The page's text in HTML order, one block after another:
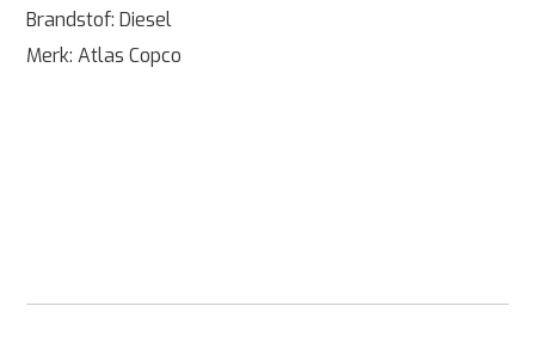
Brandstof: Diesel
Merk: Atlas Copco